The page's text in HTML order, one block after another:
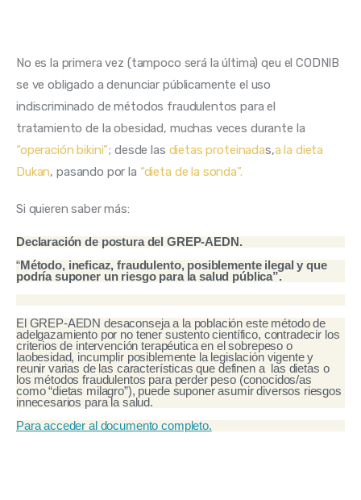
No es la primera vez (tampoco será la última) qeu el CODNIB
se ve obligado a denunciar públicamente el uso
indiscriminado de métodos fraudulentos para el
tratamiento de la obesidad, muchas veces durante la
“operación bikini”; desde las dietas proteinadas,a la dieta
Dukan, pasando por la “dieta de la sonda”.
Si quieren saber más:
Declaración de postura del GREP-AEDN.
“Método, ineficaz, fraudulento, posiblemente ilegal y que
podría suponer un riesgo para la salud pública”.
El GREP-AEDN desaconseja a la población este método de
adelgazamiento por no tener sustento científico, contradecir los
criterios de intervención terapéutica en el sobrepeso o
laobesidad, incumplir posiblemente la legislación vigente y
reunir varias de las características que definen a  las dietas o
los métodos fraudulentos para perder peso (conocidos/as
como “dietas milagro”), puede suponer asumir diversos riesgos
innecesarios para la salud.
Para acceder al documento completo.